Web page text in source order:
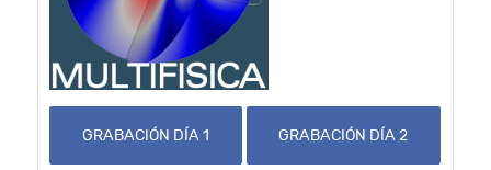
GRABACIÓN DÍA 1 GRABACIÓN DÍA 2